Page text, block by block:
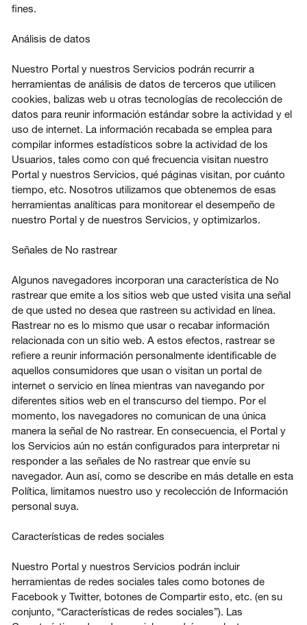
fines.
Análisis de datos
Nuestro Portal y nuestros Servicios podrán recurrir a
herramientas de análisis de datos de terceros que utilicen
cookies, balizas web u otras tecnologías de recolección de
datos para reunir información estándar sobre la actividad y el
uso de internet. La información recabada se emplea para
compilar informes estadísticos sobre la actividad de los
Usuarios, tales como con qué frecuencia visitan nuestro
Portal y nuestros Servicios, qué páginas visitan, por cuánto
tiempo, etc. Nosotros utilizamos que obtenemos de esas
herramientas analíticas para monitorear el desempeño de
nuestro Portal y de nuestros Servicios, y optimizarlos.
Señales de No rastrear
Algunos navegadores incorporan una característica de No
rastrear que emite a los sitios web que usted visita una señal
de que usted no desea que rastreen su actividad en línea.
Rastrear no es lo mismo que usar o recabar información
relacionada con un sitio web. A estos efectos, rastrear se
refiere a reunir información personalmente identificable de
aquellos consumidores que usan o visitan un portal de
internet o servicio en línea mientras van navegando por
diferentes sitios web en el transcurso del tiempo. Por el
momento, los navegadores no comunican de una única
manera la señal de No rastrear. En consecuencia, el Portal y
los Servicios aún no están configurados para interpretar ni
responder a las señales de No rastrear que envíe su
navegador. Aun así, como se describe en más detalle en esta
Política, limitamos nuestro uso y recolección de Información
personal suya.
Características de redes sociales
Nuestro Portal y nuestros Servicios podrán incluir
herramientas de redes sociales tales como botones de
Facebook y Twitter, botones de Compartir esto, etc. (en su
conjunto, “Características de redes sociales”). Las